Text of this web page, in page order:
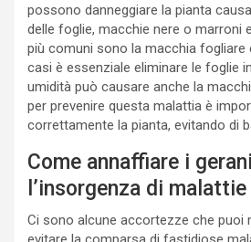
possono danneggiare la pianta
delle foglie, macchie nere o marroni
più comuni sono la macchia fogliare
casi è essenziale eliminare le foglie
umidità può causare anche la
per prevenire questa malattia è
correttamente la pianta, evitando di
Come annaffiare i
l’insorgenza di malattie
Ci sono alcune accortezze che puoi